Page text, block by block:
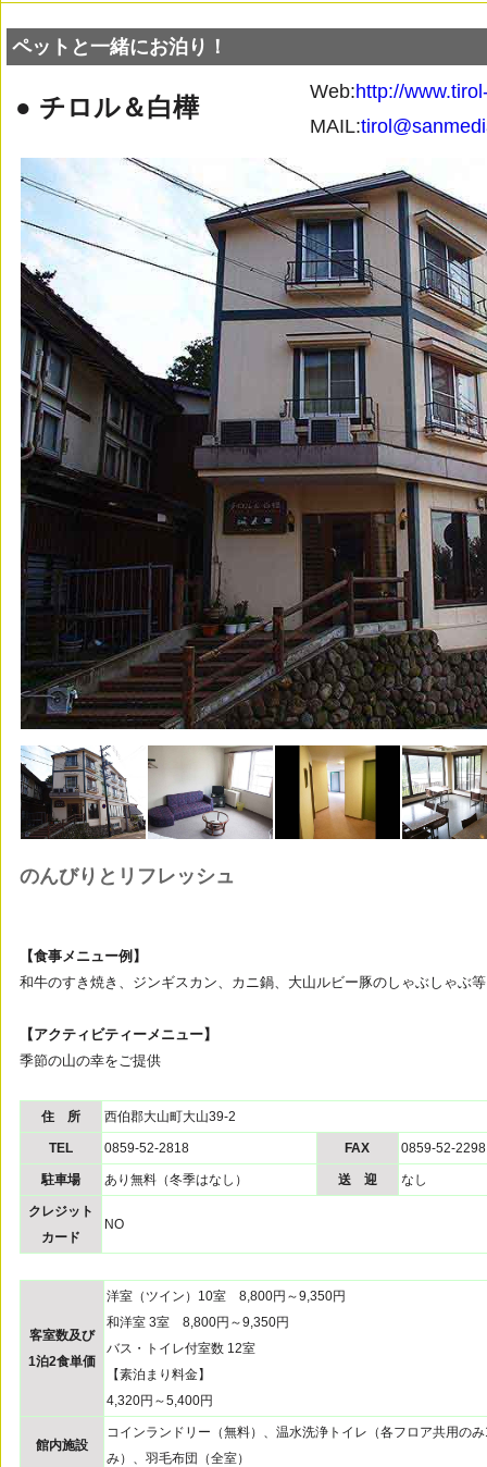
ペットと一緒にお泊り！
● チロル＆白樺
Web:http://
MAIL:
のんびりとリフレッシュ
【食事メニュー例】
和牛のすき焼き、ジンギスカン、カニ鍋、大山ルビー豚のしゃぶしゃぶ等
【アクティビティーメニュー】
季節の山の幸をご提供
住 所 西伯郡大山町大山39-2
TEL 0859-52-2818 FAX 0859-52-2298
駐車場 あり無料（冬季はなし） 送 迎 なし
クレジット
カード
NO
客室数及び
1泊2食単価
洋室（ツイン）10室 8,800円～9,350円
和洋室 3室 8,800円～9,350円
バス・トイレ付室数 12室
【素泊まり料金】
4,320円～5,400円
館内施設
コインランドリー（無料）、温水洗浄トイレ（各フロア共用の
み）、羽毛布団（全室）